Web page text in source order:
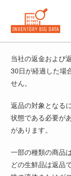
ン
当社の返金および
30日が経過した場
せん。
返品の対象となる
状態である必要が
があります。
一部の種類の商品
どの生鮮品は返品